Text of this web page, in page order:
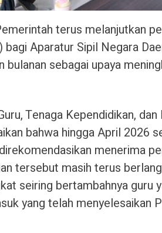
terus melanjutkan
bagi Aparatur Sipil Negara
bulanan sebagai upaya
Tenaga Kependidikan,
bahwa hingga April 2026
menerima
tersebut masih terus
seiring bertambahnya guru
yang telah menyelesaikan